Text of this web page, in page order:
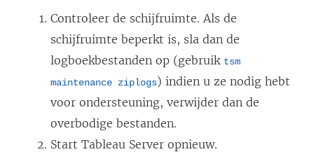
Controleer de schijfruimte. Als de
schijfruimte beperkt is, sla dan de
logboekbestanden op (gebruik tsm
maintenance ziplogs) indien u ze nodig hebt
voor ondersteuning, verwijder dan de
overbodige bestanden.
Start Tableau Server opnieuw.